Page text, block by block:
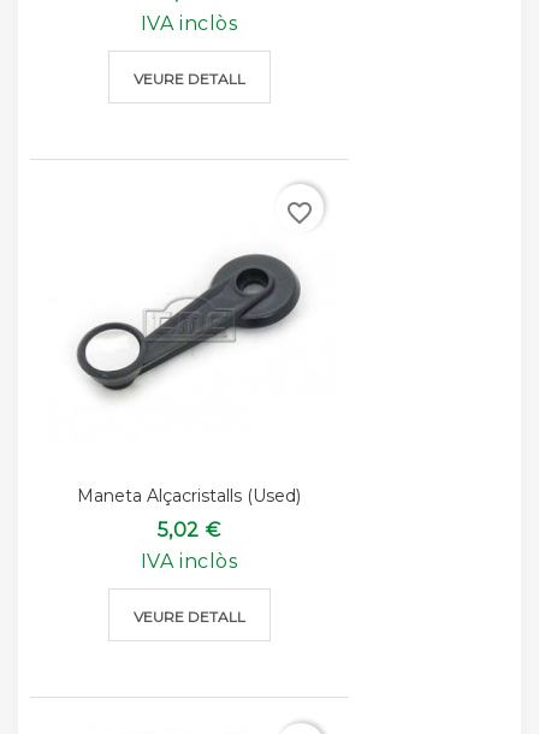
IVA inclòs
VEURE DETALL
Maneta Alçacristalls (used)
5,02 €
IVA inclòs
VEURE DETALL
favorite_border